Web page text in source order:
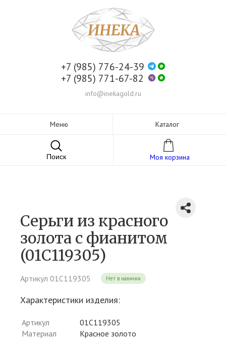
+7 (985) 776-24-39
+7 (985) 771-67-82
info@inekagold.ru
Меню Каталог
Поиск Моя корзина
Серьги из красного
золота c фианитом
(01С119305)
Артикул 01С119305 Нет в наличии
Характеристики изделия:
Артикул
01С119305
Материал
Красное золото